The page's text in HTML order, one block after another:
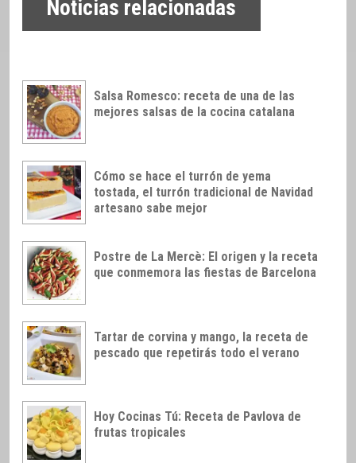
Noticias relacionadas
Salsa Romesco: receta de una de las
mejores salsas de la cocina catalana
Cómo se hace el turrón de yema
tostada, el turrón tradicional de Navidad
artesano sabe mejor
Postre de La Mercè: El origen y la receta
que conmemora las fiestas de Barcelona
Tartar de corvina y mango, la receta de
pescado que repetirás todo el verano
Hoy Cocinas Tú: Receta de Pavlova de
frutas tropicales